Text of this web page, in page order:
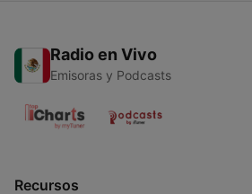
Radio en Vivo
Emisoras y Podcasts
Recursos